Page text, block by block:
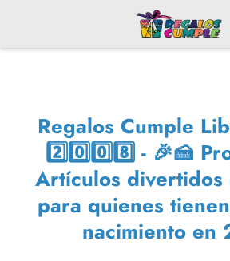
Regalos Cumple
2️⃣0️⃣0️⃣8️⃣ - 🎉🍰
Artículos
para quienes
nacimiento en